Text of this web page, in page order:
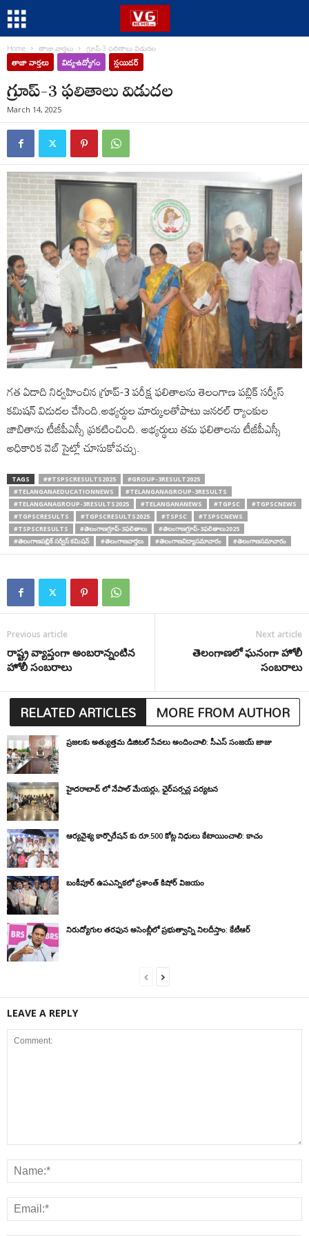
Home తాజా వార్తలు గ్రూప్-3 ఫలితాలు విడుదల
తాజా వార్తలు విద్య-ఉద్యోగం స్లయిడర్
గ్రూప్-3 ఫలితాలు విడుదల
March 14, 2025
గత ఏడాది నిర్వహించిన గ్రూప్-3 పరీక్ష ఫలితాలను తెలంగాణ పబ్లిక్ సర్వీస్
కమిషన్ విడుదల చేసింది.అభ్యర్థుల మార్కులతోపాటు జనరల్ ర్యాంకుల
జాబితాను టీజీపీఎస్సీ ప్రకటించింది. అభ్యర్థులు తమ ఫలితాలను టీజీపీఎస్సీ
అధికారిక వెబ్ సైట్లో చూసుకోవచ్చు.
TAGS ##TSPSCRESULTS2025
#GROUP-3RESULT2025
#TELANGANAEDUCATIONNEWS
#TELANGANAGROUP-3RESULTS
#TELANGANAGROUP-3RESULTS2025
#TELANGANANEWS #TGPSC
#TGPSCNEWS
#TGPSCRESULTS
#TGPSCRESULTS2025 #TSPSC
#TSPSCNEWS
#TSPSCRESULTS
#తెలంగాణగ్రూప్-3ఫలితాలు
#తెలంగాణగ్రూప్-3ఫలితాలు2025
#తెలంగాణపబ్లిక్ సర్వీస్ కమిషన్
#తెలంగాణవార్తలు #తెలంగాణవిద్యాసమాచారం #తెలంగాణసమాచారం
Previous article
రాష్ట్ర వ్యాప్తంగా అంబరాన్నంటిన
హోలీ సంబరాలు
Next article
తెలంగాణలో ఘనంగా హోలీ
సంబరాలు
RELATED ARTICLES MORE FROM AUTHOR
ప్రజలకు అత్యుత్తమ డిజిటల్ సేవలు అందించాలి: సీఎస్ సంజయ్ జాజు
హైదరాబాద్ లో నేపాల్ మేయర్లు, ఛైర్‌పర్సన్ల పర్యటన
ఆర్యవైశ్య కార్పొరేషన్ కు రూ.500 కోట్ల నిధులు కేటాయించాలి: కాచం
బంకీపూర్ ఉపఎన్నికలో ప్రశాంత్ కిషోర్ విజయం
నిరుద్యోగుల తరఫున అసెంబ్లీలో ప్రభుత్వాన్ని నిలదీస్తాం: కేటీఆర్
LEAVE A REPLY